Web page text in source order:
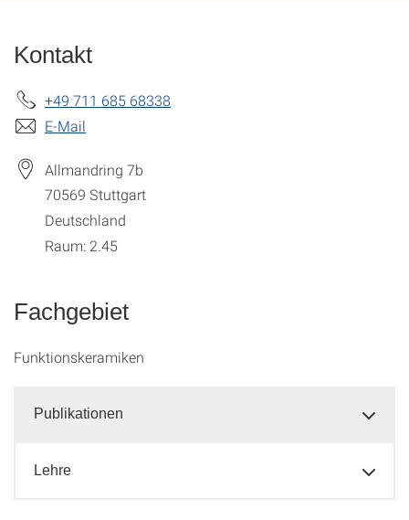
Kontakt
+49 711 685 68338
E-Mail
Allmandring 7b
70569 Stuttgart
Deutschland
Raum: 2.45
Fachgebiet
Funktionskeramiken
Publikationen
Lehre